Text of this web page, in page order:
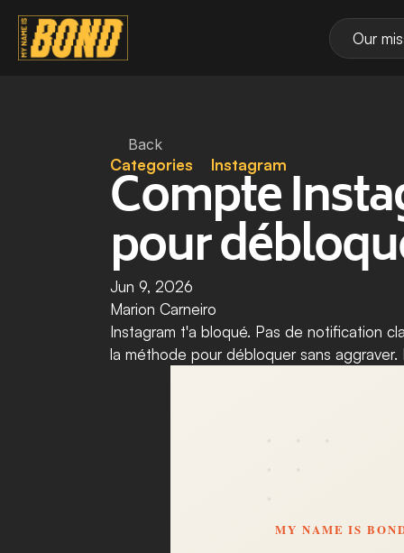
Our
Back
Categories Instagram
Compte
pour
Jun 9, 2026
Marion Carneiro
Instagram t'a bloqué. Pas de notification
la méthode pour débloquer sans